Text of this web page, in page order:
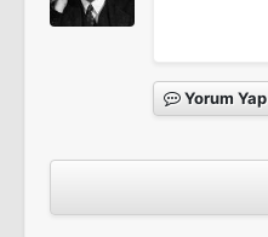
Yorum Yap